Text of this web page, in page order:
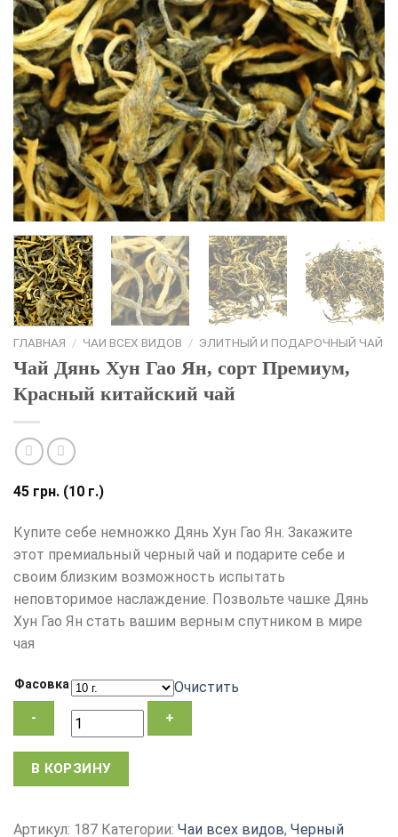
ГЛАВНАЯ / ЧАИ ВСЕХ ВИДОВ / ЭЛИТНЫЙ И ПОДАРОЧНЫЙ ЧАЙ
Чай Дянь Хун Гао Ян, сорт Премиум,
Красный китайский чай
45 грн. (10 г.)
Купите себе немножко Дянь Хун Гао Ян. Закажите
этот премиальный черный чай и подарите себе и
своим близким возможность испытать
неповторимое наслаждение. Позвольте чашке Дянь
Хун Гао Ян стать вашим верным спутником в мире
чая
Фасовка Очистить
Количество
Дянь
В КОРЗИНУ
Артикул: 187 Категории: Чаи всех видов, Черный